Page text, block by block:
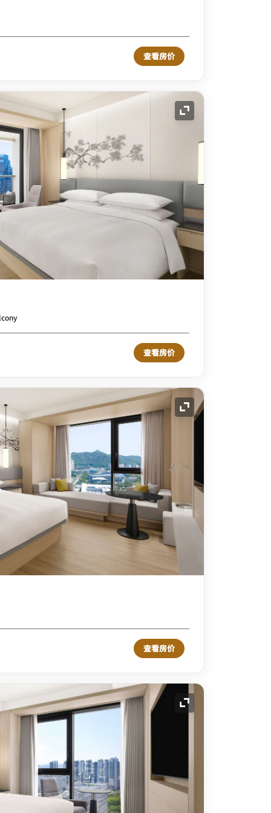
查看房价
展开图标
查看房价
展开图标
查看房价
展开图标